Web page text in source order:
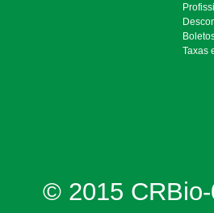
Taxas
© 2015